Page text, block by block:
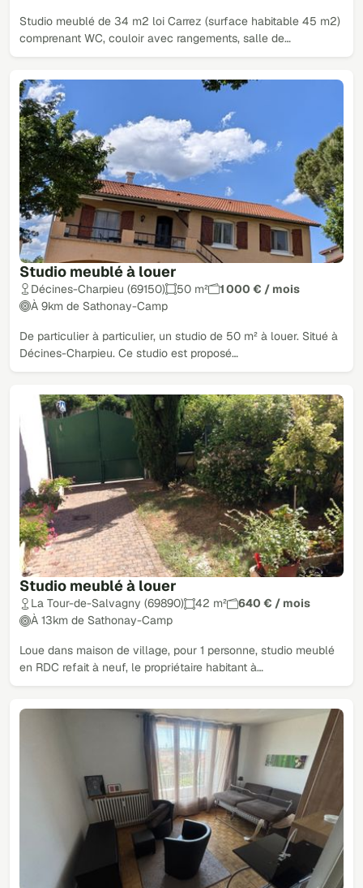
Studio meublé de 34 m2 loi Carrez (surface habitable 45 m2)
comprenant WC, couloir avec rangements, salle de…
Studio meublé à louer
Décines-Charpieu (69150) 50 m²
1 000 € / mois
À 9km de Sathonay-Camp
De particulier à particulier, un studio de 50 m² à louer. Situé à
Décines-Charpieu. Ce studio est proposé…
Studio meublé à louer
La Tour-de-Salvagny (69890) 42 m²
640 € / mois
À 13km de Sathonay-Camp
Loue dans maison de village, pour 1 personne, studio meublé
en RDC refait à neuf, le propriétaire habitant à…